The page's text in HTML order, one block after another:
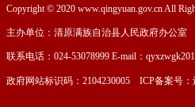
Copyright © 2020 www.qingyuan.gov.cn All
主办单位：清原满族自治县人民政府办公室
联系电话：024-53078999 E-mail：
政府网站标识码：2104230005 ICP备案号：